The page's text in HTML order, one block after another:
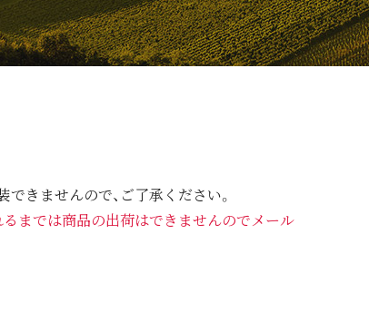
きませんので、ご了承ください。
までは商品の出荷はできませんのでメール